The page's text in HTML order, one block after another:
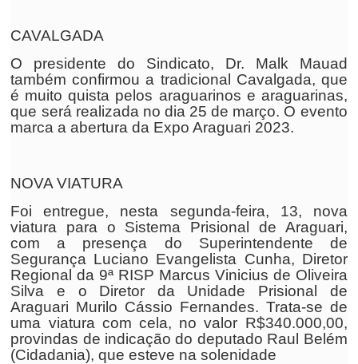
CAVALGADA
O presidente do Sindicato, Dr. Malk Mauad
também confirmou a tradicional Cavalgada, que
é muito quista pelos araguarinos e araguarinas,
que será realizada no dia 25 de março. O evento
marca a abertura da Expo Araguari 2023.
NOVA VIATURA
Foi entregue, nesta segunda-feira, 13, nova
viatura para o Sistema Prisional de Araguari,
com a presença do Superintendente de
Segurança Luciano Evangelista Cunha, Diretor
Regional da 9ª RISP Marcus Vinicius de Oliveira
Silva e o Diretor da Unidade Prisional de
Araguari Murilo Cássio Fernandes. Trata-se de
uma viatura com cela, no valor R$340.000,00,
provindas de indicação do deputado Raul Belém
(Cidadania), que esteve na solenidade